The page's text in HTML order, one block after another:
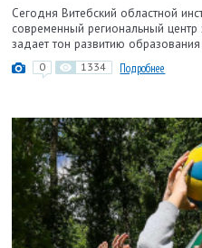
Сегодня Витебский областной
современный региональный
задает тон развитию
0 1334 Подробнее